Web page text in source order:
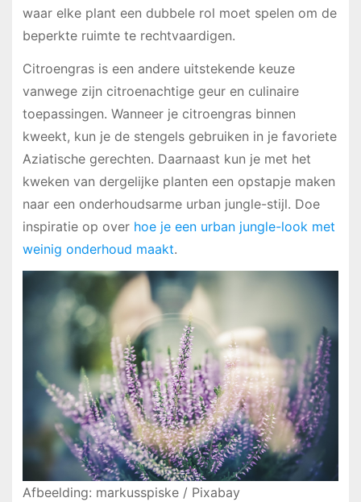
waar elke plant een dubbele rol moet spelen om de
beperkte ruimte te rechtvaardigen.
Citroengras is een andere uitstekende keuze
vanwege zijn citroenachtige geur en culinaire
toepassingen. Wanneer je citroengras binnen
kweekt, kun je de stengels gebruiken in je favoriete
Aziatische gerechten. Daarnaast kun je met het
kweken van dergelijke planten een opstapje maken
naar een onderhoudsarme urban jungle-stijl. Doe
inspiratie op over hoe je een urban jungle-look met
weinig onderhoud maakt.
Afbeelding: markusspiske / Pixabay